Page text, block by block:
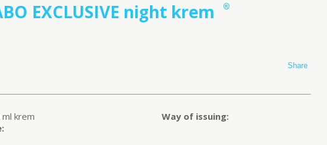
EXCLUSIVE night krem ®
Share
krem
Way of issuing: